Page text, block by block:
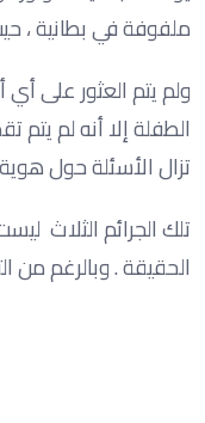
ملفوفة في بطانية ،
ولم يتم العثور على
الطفلة إلا أنه لم يتم
تزال الأسئلة حول
تلك الجرائم الثلاث
الحقيقة . وبالرغم من